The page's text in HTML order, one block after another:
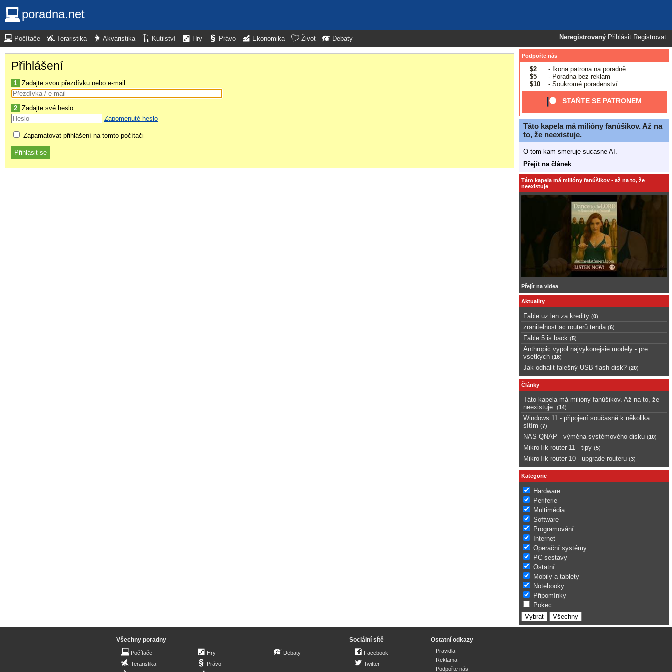
poradna.net
Neregistrovaný Přihlásit Registrovat
Počítače Teraristika Akvaristika Kutilství Hry Právo Ekonomika Život Debaty
Přihlášení
1 Zadajte svou přezdívku nebo e-mail:
2 Zadajte své heslo:
Zapomenuté heslo
Zapamatovat přihlášení na tomto počítači
Podpořte nás
$2
- Ikona patrona na poradně
$5
- Poradna bez reklam
$10
- Soukromé poradenství
STAŇTE SE PATRONEM
Táto kapela má milióny fanúšikov. Až na
to, že neexistuje.
O tom kam smeruje sucasne AI.
Přejít na článek
Táto kapela má milióny fanúšikov - až na to, že
neexistuje
Přejít na videa
Aktuality
Fable uz len za kredity (0)
zranitelnost ac routerů tenda (6)
Fable 5 is back (5)
Anthropic vypol najvykonejsie modely - pre
vsetkych (16)
Jak odhalit falešný USB flash disk? (20)
Články
Táto kapela má milióny fanúšikov. Až na to, že
neexistuje.
(14)
Windows 11 - připojení současně k několika
sítím (7)
NAS QNAP - výměna systémového disku (10)
MikroTik router 11 - tipy (5)
MikroTik router 10 - upgrade routeru (3)
Kategorie
Hardware
Periferie
Multimédia
Software
Programování
Internet
Operační systémy
PC sestavy
Ostatní
Mobily a tablety
Notebooky
Připomínky
Pokec
Všechny poradny
Počítače
Teraristika
Hry
Právo
Debaty
Sociální sítě
Facebook
Twitter
Ostatní odkazy
Pravidla
Reklama
Podpořte nás